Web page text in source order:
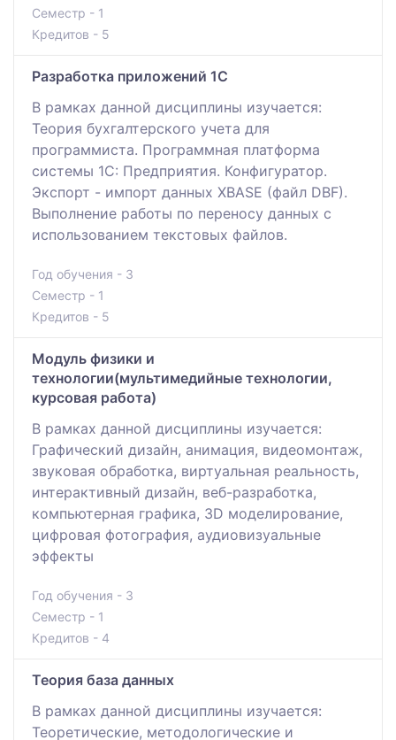
Семестр - 1
Кредитов - 5
Разработка приложений 1С
В рамках данной дисциплины изучается:
Теория бухгалтерского учета для
программиста. Программная платформа
системы 1С: Предприятия. Конфигуратор.
Экспорт - импорт данных XBASE (файл DBF).
Выполнение работы по переносу данных с
использованием текстовых файлов.
Год обучения - 3
Семестр - 1
Кредитов - 5
Модуль физики и
технологии(мультимедийные технологии,
курсовая работа)
В рамках данной дисциплины изучается:
Графический дизайн, анимация, видеомонтаж,
звуковая обработка, виртуальная реальность,
интерактивный дизайн, веб-разработка,
компьютерная графика, 3D моделирование,
цифровая фотография, аудиовизуальные
эффекты
Год обучения - 3
Семестр - 1
Кредитов - 4
Теория база данных
В рамках данной дисциплины изучается:
Теоретические, методологические и